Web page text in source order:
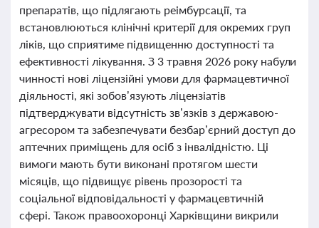
препаратів, що підлягають реімбурсації, та
встановлюються клінічні критерії для окремих груп
ліків, що сприятиме підвищенню доступності та
ефективності лікування. З 3 травня 2026 року набули
чинності нові ліцензійні умови для фармацевтичної
діяльності, які зобов’язують ліцензіатів
підтверджувати відсутність зв’язків з державою-
агресором та забезпечувати безбар’єрний доступ до
аптечних приміщень для осіб з інвалідністю. Ці
вимоги мають бути виконані протягом шести
місяців, що підвищує рівень прозорості та
соціальної відповідальності у фармацевтичній
сфері. Також правоохоронці Харківщини викрили